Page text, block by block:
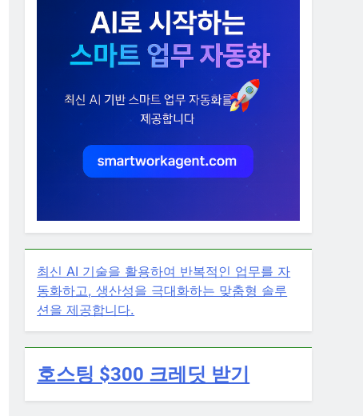
최신 AI 기술을 활용하여 반복적인 업무를 자
동화하고, 생산성을 극대화하는 맞춤형 솔루
션을 제공합니다.
호스팅 $300 크레딧 받기